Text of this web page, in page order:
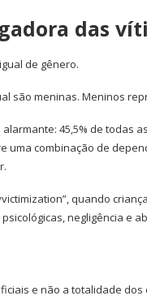
das
de gênero.
são meninas. Meninos
45,5% de todas
uma combinação de
quando
negligência e
e não a totalidade dos